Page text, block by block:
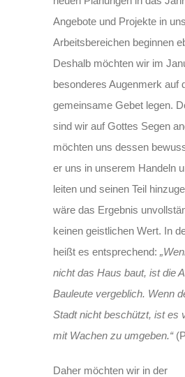
Angebote und Projekte in
Arbeitsbereichen beginnen
Deshalb möchten wir im
besonderes Augenmerk auf
gemeinsame Gebet legen.
sind wir auf Gottes Segen
möchten uns dessen
er uns in unserem Handeln
leiten und seinen Teil
wäre das Ergebnis
keinen geistlichen Wert. In
heißt es entsprechend:
nicht das Haus baut, ist die
Bauleute vergeblich. Wenn
Stadt nicht beschützt, ist es
mit Wachen zu umgeben.“
Daher möchten wir in der